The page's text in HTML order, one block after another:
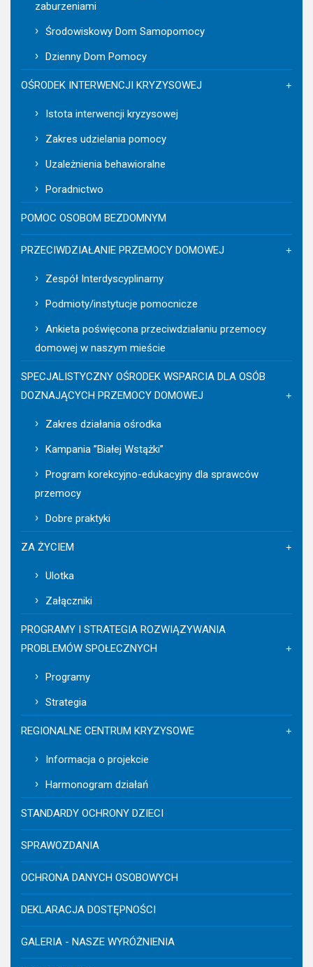
zaburzeniami
Środowiskowy Dom Samopomocy
Dzienny Dom Pomocy
OŚRODEK INTERWENCJI KRYZYSOWEJ
Istota interwencji kryzysowej
Zakres udzielania pomocy
Uzależnienia behawioralne
Poradnictwo
POMOC OSOBOM BEZDOMNYM
PRZECIWDZIAŁANIE PRZEMOCY DOMOWEJ
Zespół Interdyscyplinarny
Podmioty/instytucje pomocnicze
Ankieta poświęcona przeciwdziałaniu przemocy
domowej w naszym mieście
SPECJALISTYCZNY OŚRODEK WSPARCIA DLA OSÓB
DOZNAJĄCYCH PRZEMOCY DOMOWEJ
Zakres działania ośrodka
Kampania ”Białej Wstążki”
Program korekcyjno-edukacyjny dla sprawców
przemocy
Dobre praktyki
ZA ŻYCIEM
Ulotka
Załączniki
PROGRAMY I STRATEGIA ROZWIĄZYWANIA
PROBLEMÓW SPOŁECZNYCH
Programy
Strategia
REGIONALNE CENTRUM KRYZYSOWE
Informacja o projekcie
Harmonogram działań
STANDARDY OCHRONY DZIECI
SPRAWOZDANIA
OCHRONA DANYCH OSOBOWYCH
DEKLARACJA DOSTĘPNOŚCI
GALERIA - NASZE WYRÓŻNIENIA